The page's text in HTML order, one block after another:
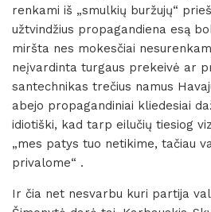
renkami iš „smulkių buržujų“
užtvindžius propagandiena esą
miršta nes mokesčiai
neįvardinta turgaus prekeivė ar
santechnikas trečius namus
abejo propagandiniai kliedesiai
idiotiški, kad tarp eilučių tiesiog
„mes patys tuo netikime, tačiau
privalome“ .
Ir čia net nesvarbu kuri partija